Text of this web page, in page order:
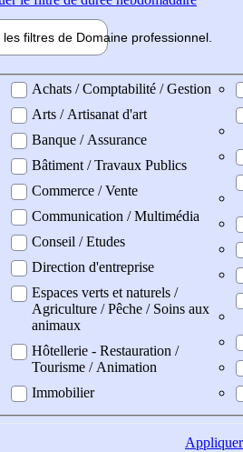
les filtres de Domaine professionnel
professionel
Achats / Comptabilité / Gestion
Arts / Artisanat d'art
Banque / Assurance
Bâtiment / Travaux Publics
Commerce / Vente
Communication / Multimédia
Conseil / Etudes
Direction d'entreprise
Espaces verts et naturels /
Agriculture / Pêche / Soins aux
animaux
Hôtellerie - Restauration /
Tourisme / Animation
Immobilier
Appliquer